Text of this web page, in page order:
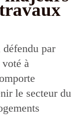
par
à
le secteur du